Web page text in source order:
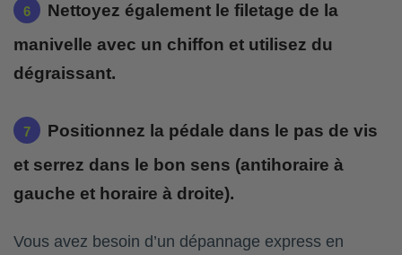
Nettoyez également le filetage de la
manivelle avec un chiffon et utilisez du
dégraissant.
Positionnez la pédale dans le pas de vis
et serrez dans le bon sens (antihoraire à
gauche et horaire à droite).
Vous avez besoin d’un dépannage express en